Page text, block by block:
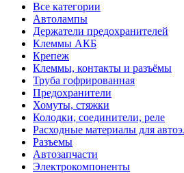
Все категории
Автолампы
Держатели предохранителей
Клеммы АКБ
Крепеж
Клеммы, контакты и разъёмы
Труба гофрированная
Предохранители
Хомуты, стяжки
Колодки, соединители, реле
Расходные материалы для
Разъемы
Автозапчасти
Электрокомпоненты